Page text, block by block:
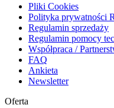
Pliki Cookies
Polityka prywatności
Regulamin sprzedaży
Regulamin pomocy
Współpraca /
FAQ
Ankieta
Newsletter
Oferta